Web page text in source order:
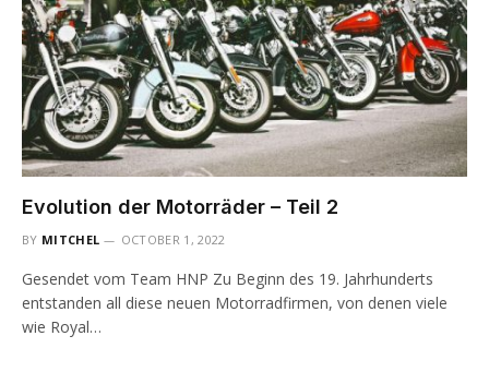
Evolution der Motorräder – Teil 2
BY MITCHEL OCTOBER 1, 2022
Gesendet vom Team HNP Zu Beginn des 19. Jahrhunderts
entstanden all diese neuen Motorradfirmen, von denen viele
wie Royal…